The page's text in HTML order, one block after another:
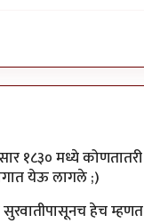
१८३० मध्ये कोणतातरी
येऊ लागले ;)
हेच म्हणत